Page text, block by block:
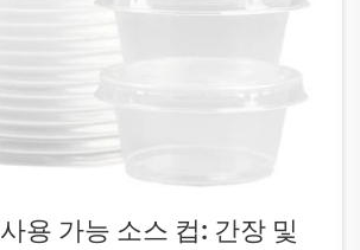
용 가능 소스 컵: 간장 및